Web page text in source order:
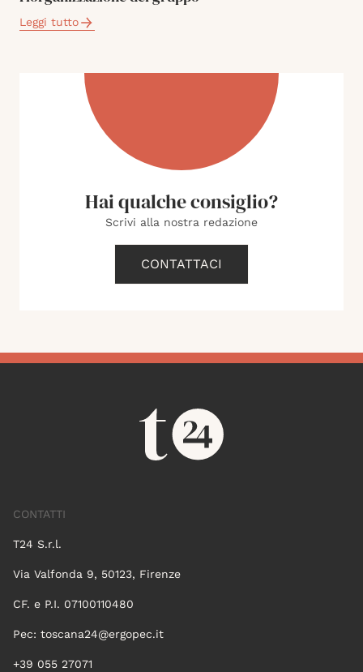
Leggi tutto
Hai qualche consiglio?
Scrivi alla nostra redazione
CONTATTACI
CONTATTI
T24 S.r.l.
Via Valfonda 9, 50123, Firenze
CF. e P.I. 07100110480
Pec: toscana24@ergopec.it
+39 055 27071